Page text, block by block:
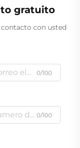
gratuito
con usted
0/100
0/100